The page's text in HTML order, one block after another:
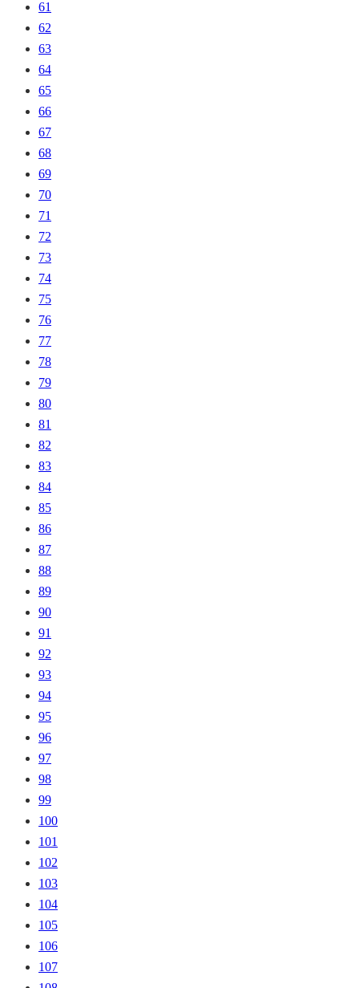
61
62
63
64
65
66
67
68
69
70
71
72
73
74
75
76
77
78
79
80
81
82
83
84
85
86
87
88
89
90
91
92
93
94
95
96
97
98
99
100
101
102
103
104
105
106
107